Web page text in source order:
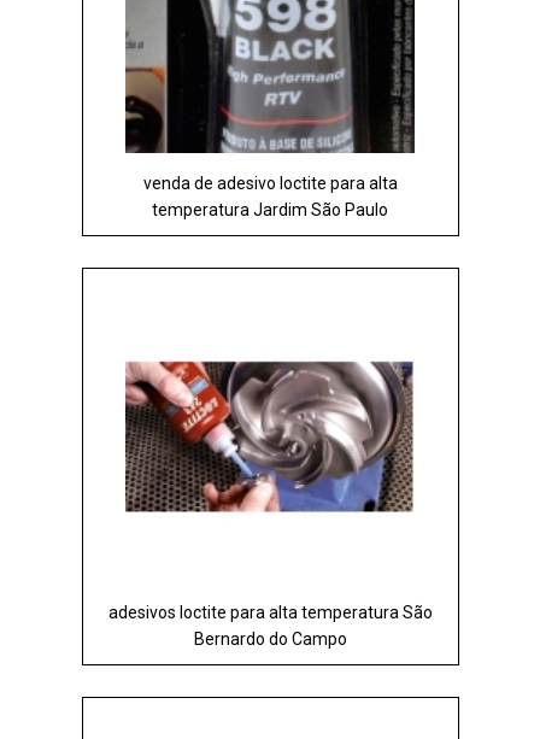
venda de adesivo loctite para alta
temperatura Jardim São Paulo
adesivos loctite para alta temperatura São
Bernardo do Campo